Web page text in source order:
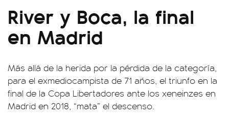
River y Boca, la final
en Madrid
Más allá de la herida por la pérdida de la categoría,
para el exmediocampista de 71 años, el triunfo en la
final de la Copa Libertadores ante los xeneinzes en
Madrid en 2018, “mata” el descenso.